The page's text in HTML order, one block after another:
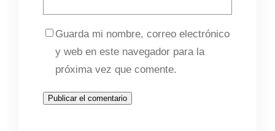
Guarda mi nombre, correo electrónico
y web en este navegador para la
próxima vez que comente.